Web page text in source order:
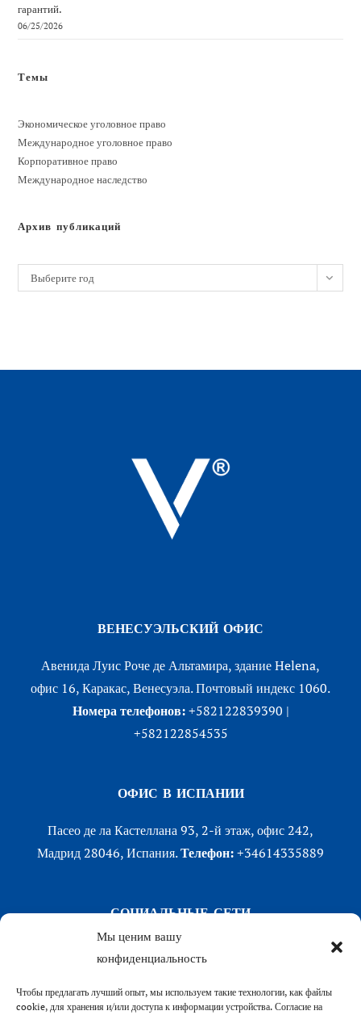
Мы ценим вашу
конфиденциальность
Чтобы предлагать лучший опыт, мы используем такие технологии, как файлы
cookie, для хранения и/или доступа к информации устройства. Согласие на
гарантий.
06/25/2026
Темы
Экономическое уголовное право
Международное уголовное право
Корпоративное право
Международное наследство
Архив публикаций
Архивы
Выберите год
ВЕНЕСУЭЛЬСКИЙ ОФИС
Авенида Луис Роче де Альтамира, здание Helena,
офис 16, Каракас, Венесуэла. Почтовый индекс 1060.
Номера телефонов:+582122839390 |
+582122854535
ОФИС В ИСПАНИИ
Пасео де ла Кастеллана 93, 2-й этаж, офис 242,
Мадрид 28046, Испания.Телефон:+34614335889
СОЦИАЛЬНЫЕ СЕТИ
Instagram